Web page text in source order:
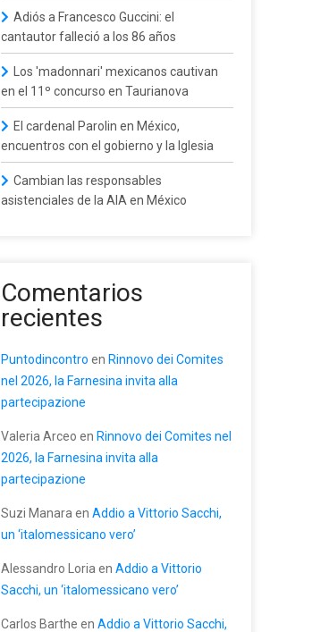
Adiós a Francesco Guccini: el
cantautor falleció a los 86 años
Los 'madonnari' mexicanos cautivan
en el 11º concurso en Taurianova
El cardenal Parolin en México,
encuentros con el gobierno y la Iglesia
Cambian las responsables
asistenciales de la AIA en México
Comentarios
recientes
Puntodincontro en Rinnovo dei Comites
nel 2026, la Farnesina invita alla
partecipazione
Valeria Arceo en Rinnovo dei Comites nel
2026, la Farnesina invita alla
partecipazione
Suzi Manara en Addio a Vittorio Sacchi,
un ‘italomessicano vero’
Alessandro Loria en Addio a Vittorio
Sacchi, un ‘italomessicano vero’
Carlos Barthe en Addio a Vittorio Sacchi,